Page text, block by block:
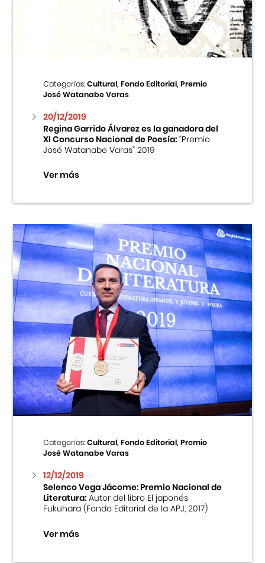
Centro Cultural Peruano Japonés
Museo de la Inmigración Japonesa
Teatro Peruano Japonés
Categorías:Cultural, Fondo Editorial, Premio
José Watanabe Varas
20/12/2019
Regina Garrido Álvarez es la ganadora del
XI Concurso Nacional de Poesía:“Premio
José Watanabe Varas” 2019
Ver más
Categorías:Cultural, Fondo Editorial, Premio
José Watanabe Varas
12/12/2019
Selenco Vega Jácome: Premio Nacional de
Literatura:Autor del libro El japonés
Fukuhara (Fondo Editorial de la APJ, 2017)
Ver más